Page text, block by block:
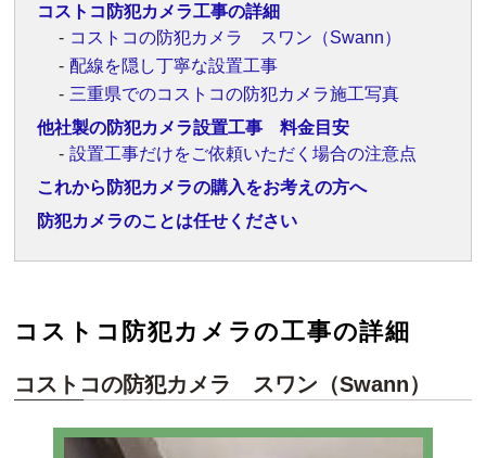
コストコ防犯カメラ工事の詳細
コストコの防犯カメラ スワン（Swann）
配線を隠し丁寧な設置工事
三重県でのコストコの防犯カメラ施工写真
他社製の防犯カメラ設置工事 料金目安
設置工事だけをご依頼いただく場合の注意点
これから防犯カメラの購入をお考えの方へ
防犯カメラのことは任せください
コストコ防犯カメラの工事の詳細
コストコの防犯カメラ スワン（Swann）